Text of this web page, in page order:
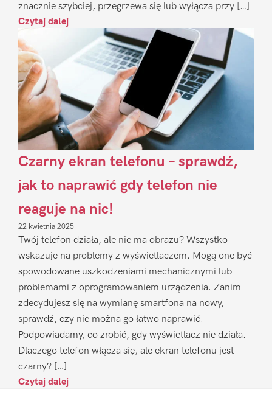
znacznie szybciej, przegrzewa się lub wyłącza przy […]
Czytaj dalej
Czarny ekran telefonu – sprawdź,
jak to naprawić gdy telefon nie
reaguje na nic!
22 kwietnia 2025
Twój telefon działa, ale nie ma obrazu? Wszystko
wskazuje na problemy z wyświetlaczem. Mogą one być
spowodowane uszkodzeniami mechanicznymi lub
problemami z oprogramowaniem urządzenia. Zanim
zdecydujesz się na wymianę smartfona na nowy,
sprawdź, czy nie można go łatwo naprawić.
Podpowiadamy, co zrobić, gdy wyświetlacz nie działa.
Dlaczego telefon włącza się, ale ekran telefonu jest
czarny? […]
Czytaj dalej